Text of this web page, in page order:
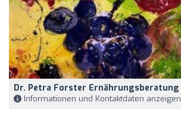
Dr. Petra Forster Ernährungsberatung
Informationen und Kontaktdaten anzeigen